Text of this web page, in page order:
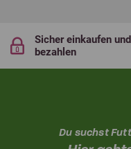
Sicher einkaufen und
bezahlen
Du suchst